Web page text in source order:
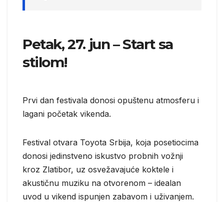
Petak, 27. jun – Start sa
stilom!
Prvi dan festivala donosi opuštenu atmosferu i
lagani početak vikenda.
Festival otvara Toyota Srbija, koja posetiocima
donosi jedinstveno iskustvo probnih vožnji
kroz Zlatibor, uz osvežavajuće koktele i
akustičnu muziku na otvorenom – idealan
uvod u vikend ispunjen zabavom i uživanjem.